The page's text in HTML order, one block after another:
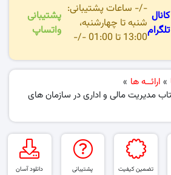
کانال
تلگرام
-/- ساعات پشتیبانی:
شنبه تا چهارشنبه،
13:00 تا 01:00 -/-
پشتیبانی
واتساپ
» ارائــه ها »
مدیریت مالی و اداری در سازمان های
تضمین کیفیت پشتیبانی دانلود آسان